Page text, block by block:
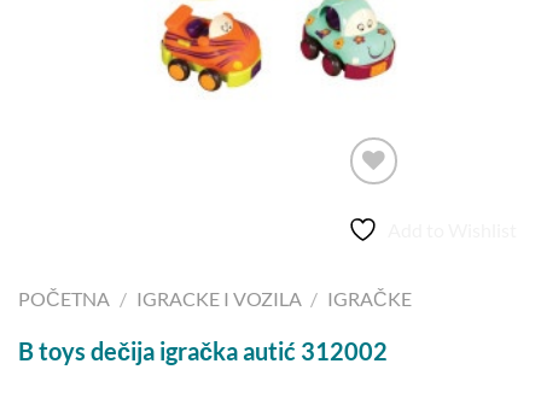
POČETNA / IGRACKE I VOZILA / IGRAČKE
B toys dečija igračka autić 312002